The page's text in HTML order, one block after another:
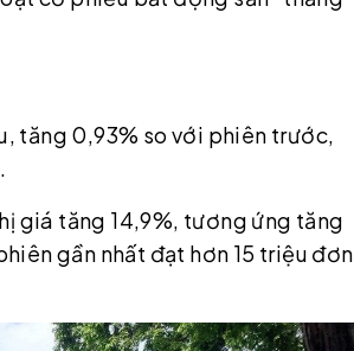
tăng 0,93% so với phiên trước,
giá tăng 14,9%, tương ứng tăng
gần nhất đạt hơn 15 triệu đơn